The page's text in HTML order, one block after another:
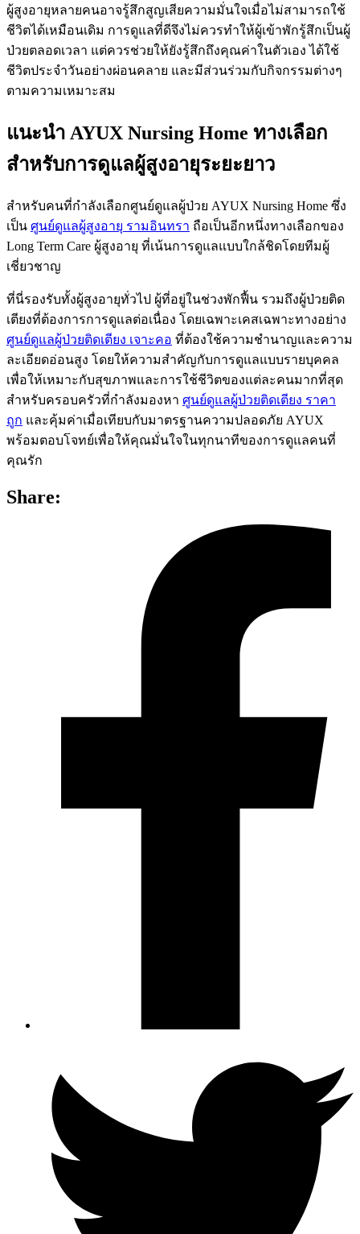
ผู้สูงอายุหลายคนอาจรู้สึกสูญเสียความมั่นใจเมื่อไม่สามารถใช้
ชีวิตได้เหมือนเดิม การดูแลที่ดีจึงไม่ควรทำให้ผู้เข้าพักรู้สึกเป็นผู้
ป่วยตลอดเวลา แต่ควรช่วยให้ยังรู้สึกถึงคุณค่าในตัวเอง ได้ใช้
ชีวิตประจำวันอย่างผ่อนคลาย และมีส่วนร่วมกับกิจกรรมต่างๆ
ตามความเหมาะสม
แนะนำ AYUX Nursing Home ทางเลือก
สำหรับการดูแลผู้สูงอายุระยะยาว
สำหรับคนที่กำลังเลือกศูนย์ดูแลผู้ป่วย AYUX Nursing Home ซึ่ง
เป็น ศูนย์ดูแลผู้สูงอายุ รามอินทรา ถือเป็นอีกหนึ่งทางเลือกของ
Long Term Care ผู้สูงอายุ ที่เน้นการดูแลแบบใกล้ชิดโดยทีมผู้
เชี่ยวชาญ
ที่นี่รองรับทั้งผู้สูงอายุทั่วไป ผู้ที่อยู่ในช่วงพักฟื้น รวมถึงผู้ป่วยติด
เตียงที่ต้องการการดูแลต่อเนื่อง โดยเฉพาะเคสเฉพาะทางอย่าง
ศูนย์ดูแลผู้ป่วยติดเตียง เจาะคอ ที่ต้องใช้ความชำนาญและความ
ละเอียดอ่อนสูง โดยให้ความสำคัญกับการดูแลแบบรายบุคคล
เพื่อให้เหมาะกับสุขภาพและการใช้ชีวิตของแต่ละคนมากที่สุด
สำหรับครอบครัวที่กำลังมองหา ศูนย์ดูแลผู้ป่วยติดเตียง ราคา
ถูก และคุ้มค่าเมื่อเทียบกับมาตรฐานความปลอดภัย AYUX
พร้อมตอบโจทย์เพื่อให้คุณมั่นใจในทุกนาทีของการดูแลคนที่
คุณรัก
Share: